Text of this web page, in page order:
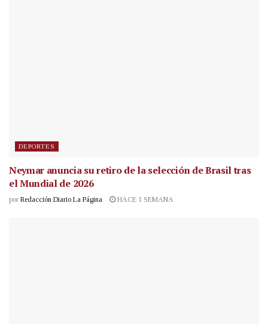
DEPORTES
Neymar anuncia su retiro de la selección de Brasil tras
el Mundial de 2026
por Redacción Diario La Página HACE 1 SEMANA